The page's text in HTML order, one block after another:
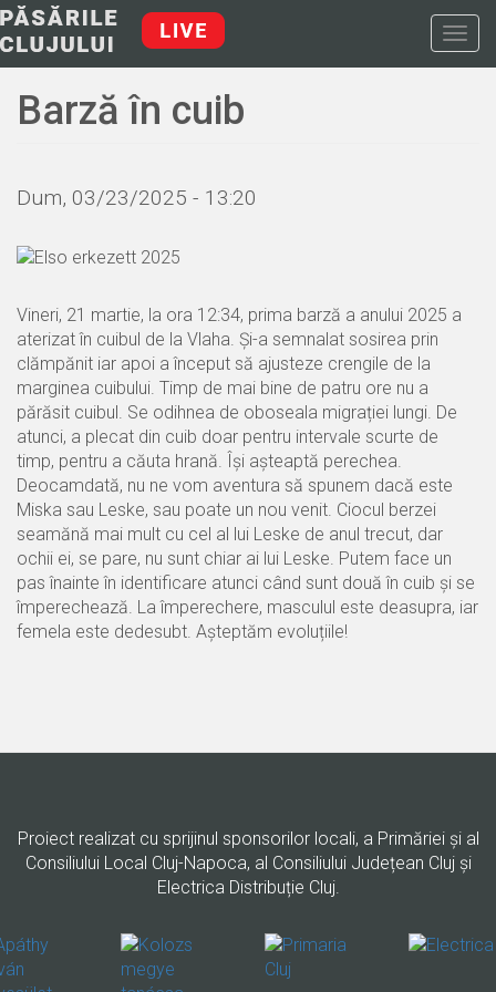
Mergi
la
Barză în cuib
Dum, 03/23/2025 - 13:20
Vineri, 21 martie, la ora 12:34, prima barză a anului 2025 a
aterizat în cuibul de la Vlaha. Și-a semnalat sosirea prin
clămpănit iar apoi a început să ajusteze crengile de la
marginea cuibului. Timp de mai bine de patru ore nu a
părăsit cuibul. Se odihnea de oboseala migrației lungi. De
atunci, a plecat din cuib doar pentru intervale scurte de
timp, pentru a căuta hrană. Își așteaptă perechea.
Deocamdată, nu ne vom aventura să spunem dacă este
Miska sau Leske, sau poate un nou venit. Ciocul berzei
seamănă mai mult cu cel al lui Leske de anul trecut, dar
ochii ei, se pare, nu sunt chiar ai lui Leske. Putem face un
pas înainte în identificare atunci când sunt două în cuib și se
împerechează. La împerechere, masculul este deasupra, iar
femela este dedesubt. Așteptăm evoluțiile!
Proiect realizat cu sprijinul sponsorilor locali, a Primăriei şi al
Consiliului Local Cluj-Napoca, al Consiliului Județean Cluj și
Electrica Distribuție Cluj.